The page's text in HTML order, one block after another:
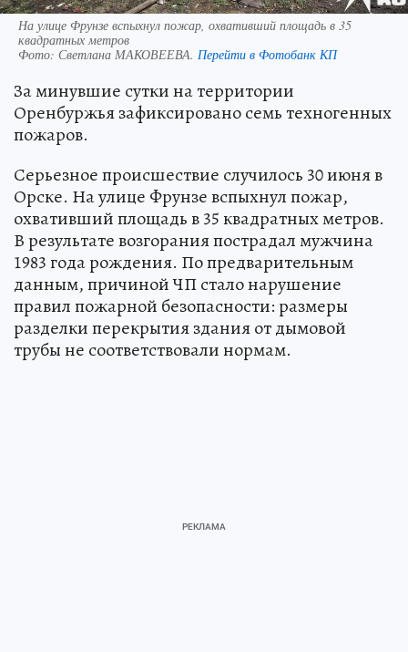
На улице Фрунзе вспыхнул пожар, охвативший площадь в 35
квадратных метров
Фото: Светлана МАКОВЕЕВА. Перейти в Фотобанк КП
За минувшие сутки на территории
Оренбуржья зафиксировано семь техногенных
пожаров.
Серьезное происшествие случилось 30 июня в
Орске. На улице Фрунзе вспыхнул пожар,
охвативший площадь в 35 квадратных метров.
В результате возгорания пострадал мужчина
1983 года рождения. По предварительным
данным, причиной ЧП стало нарушение
правил пожарной безопасности: размеры
разделки перекрытия здания от дымовой
трубы не соответствовали нормам.